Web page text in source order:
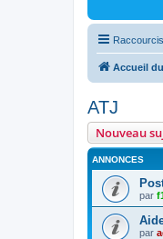
Raccourcis
Accueil
ATJ
Nouveau
ANNONCES
par
par